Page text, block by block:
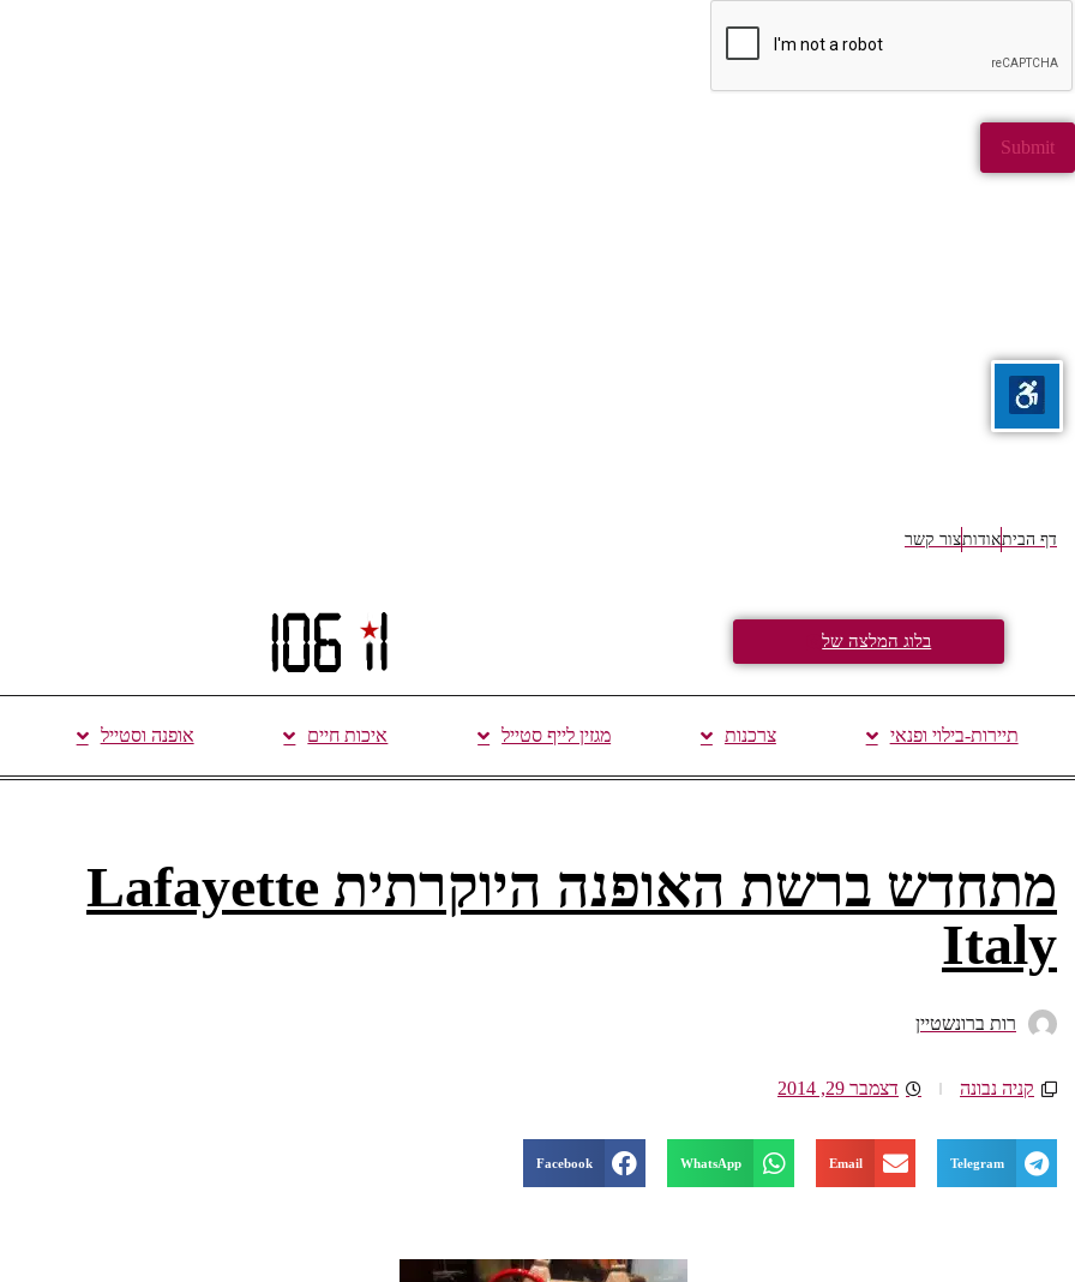
דף הביתאודותצור קשר
בלוג המלצה של
תיירות-בילוי ופנאי צרכנות מגזין לייף סטייל איכות חיים אופנה וסטייל
מתחדש ברשת האופנה היוקרתית Lafayette
Italy
רות ברונשטיין
קניה נבונה דצמבר 29, 2014
Telegram
Email
WhatsApp
Facebook